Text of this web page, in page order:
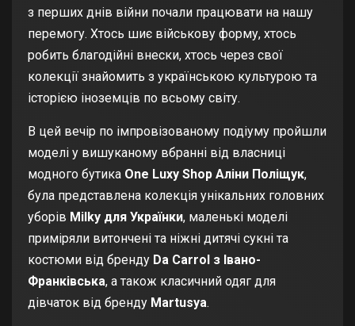
з перших днів війни почали працювати на нашу
перемогу. Хтось шиє військову форму, хтось
робить благодійні внески, хтось через свої
колекції знайомить з українською культурою та
історією іноземців по всьому світу.
В цей вечір по імпровізованому подіуму пройшли
моделі у вишуканому вбранні від власниці
модного бутика One Luxy Shop Аліни Поліщук,
була представлена колекція унікальних головних
уборів Milky для Українки, маленькі моделі
приміряли витончені та ніжні дитячі сукні та
костюми від бренду Da Carrol з Івано-
Франківська, а також класичний одяг для
дівчаток від бренду Martusya.